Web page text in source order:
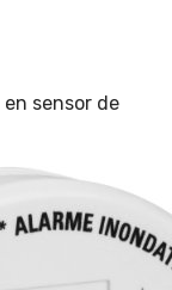
en sensor de